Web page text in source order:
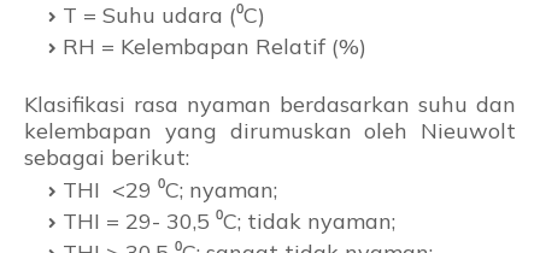
T = Suhu udara (⁰C)
RH = Kelembapan Relatif (%)
Klasifikasi rasa nyaman berdasarkan suhu dan
kelembapan yang dirumuskan oleh Nieuwolt
sebagai berikut:
THI <29 ⁰C; nyaman;
THI = 29- 30,5 ⁰C; tidak nyaman;